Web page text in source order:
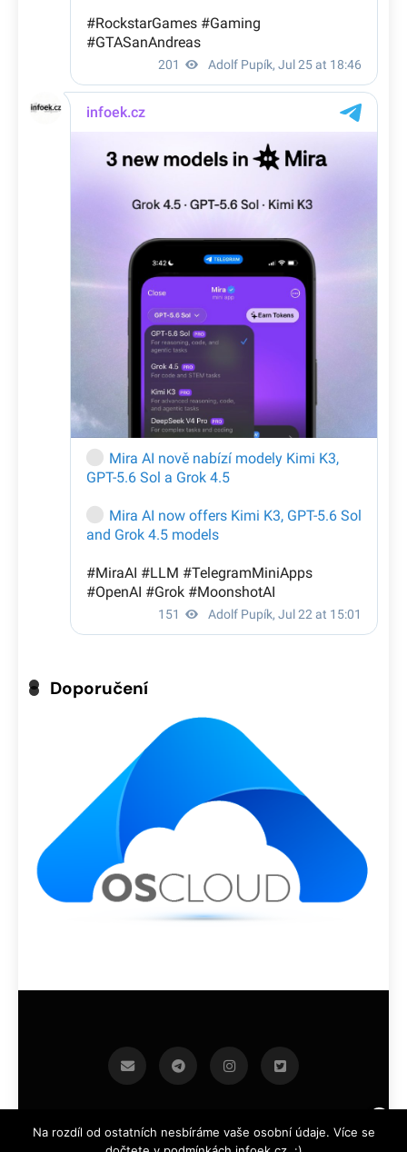
Doporučení
infoek.cz 2026.Developed By BlazeThemes .
Na rozdíl od ostatních nesbíráme vaše osobní údaje. Více se